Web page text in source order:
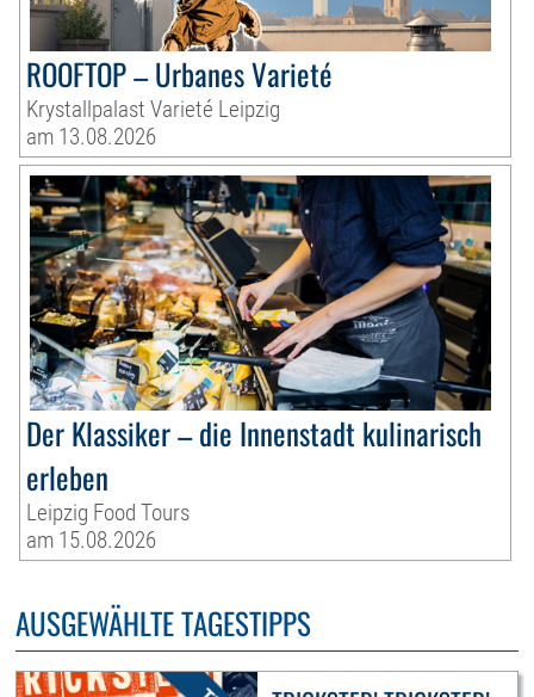
ROOFTOP – Urbanes Varieté
Krystallpalast Varieté Leipzig
am 13.08.2026
Der Klassiker – die Innenstadt kulinarisch
erleben
Leipzig Food Tours
am 15.08.2026
AUSGEWÄHLTE TAGESTIPPS